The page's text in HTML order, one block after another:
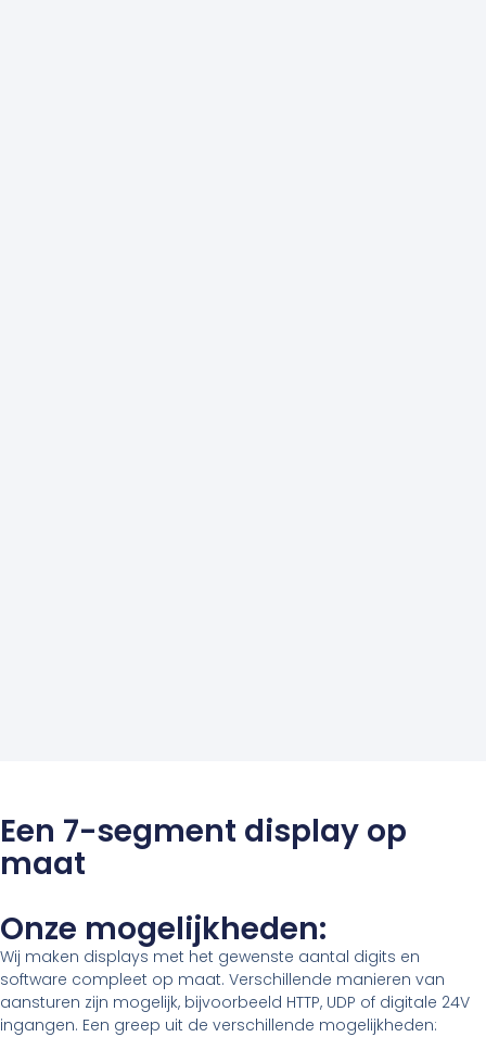
Een 7-segment display op
maat
Onze mogelijkheden:
Wij maken displays met het gewenste aantal digits en
software compleet op maat. Verschillende manieren van
aansturen zijn mogelijk, bijvoorbeeld HTTP, UDP of digitale 24V
ingangen. Een greep uit de verschillende mogelijkheden: